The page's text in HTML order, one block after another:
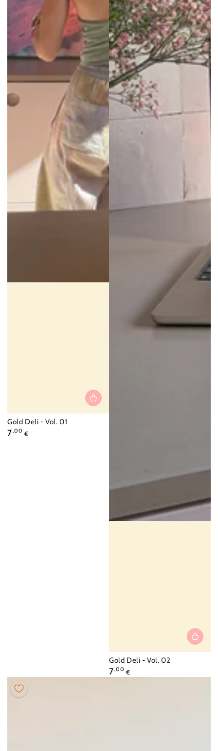
Vendor:
Gold Deli - Vol. 01
Regular
7,00 €
Vendor:
Gold Deli - Vol. 02
Regular
price
7,00 €